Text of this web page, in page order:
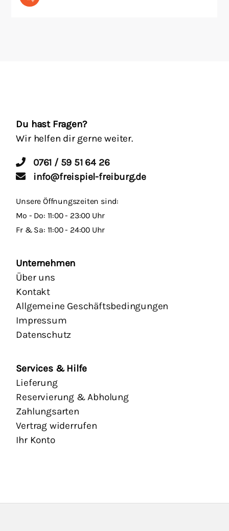
Du hast Fragen?
Wir helfen dir gerne weiter.
0761 / 59 51 64 26
info@freispiel-freiburg.de
Unsere Öffnungszeiten sind:
Mo - Do: 11:00 - 23:00 Uhr
Fr & Sa: 11:00 - 24:00 Uhr
Unternehmen
Über uns
Kontakt
Allgemeine Geschäftsbedingungen
Impressum
Datenschutz
Services & Hilfe
Lieferung
Reservierung & Abholung
Zahlungsarten
Vertrag widerrufen
Ihr Konto